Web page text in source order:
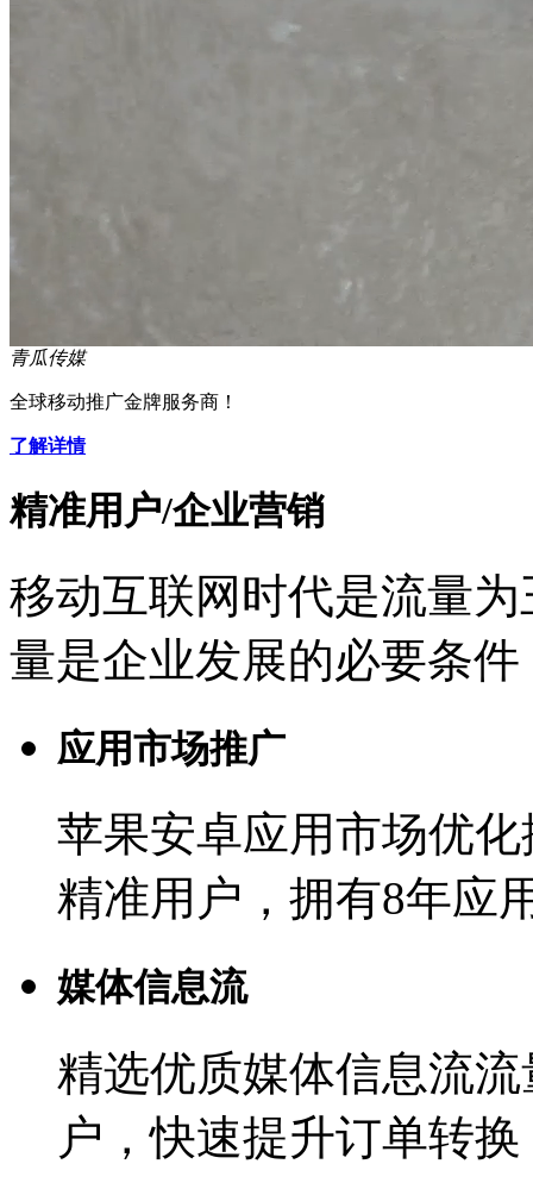
青瓜传媒
全球移动推广金牌服务商！
了解详情
精准用户/企业营销
移动互联网时代是流量
量是企业发展的必要条件
应用市场推广
苹果安卓应用市场优
精准用户，拥有8年应
媒体信息流
精选优质媒体信息流
户，快速提升订单转换